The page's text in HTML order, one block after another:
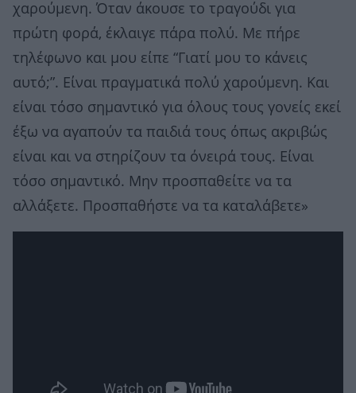
χαρούμενη. Όταν άκουσε το τραγούδι για
πρώτη φορά, έκλαιγε πάρα πολύ. Με πήρε
τηλέφωνο και μου είπε “Γιατί μου το κάνεις
αυτό;”. Είναι πραγματικά πολύ χαρούμενη. Και
είναι τόσο σημαντικό για όλους τους γονείς εκεί
έξω να αγαπούν τα παιδιά τους όπως ακριβώς
είναι και να στηρίζουν τα όνειρά τους. Είναι
τόσο σημαντικό. Μην προσπαθείτε να τα
αλλάξετε. Προσπαθήστε να τα καταλάβετε»